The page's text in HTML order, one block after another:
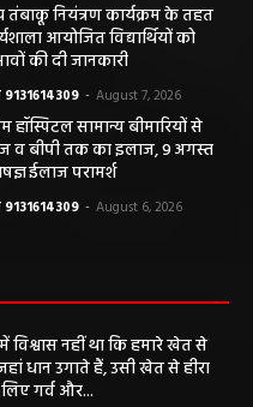
तंबाकू नियंत्रण कार्यक्रम के तहत
आयोजित विद्यार्थियों को
की दी जानकारी
- August 7, 2026
सामान्य बीमारियों से
व बीपी तक का इलाज, 9 अगस्त
ईलाज परामर्श
- August 6, 2026
विश्वास नहीं था कि हमारे खेत से
धान उगाते हैं, उसी खेत से हीरा
गर्व और...